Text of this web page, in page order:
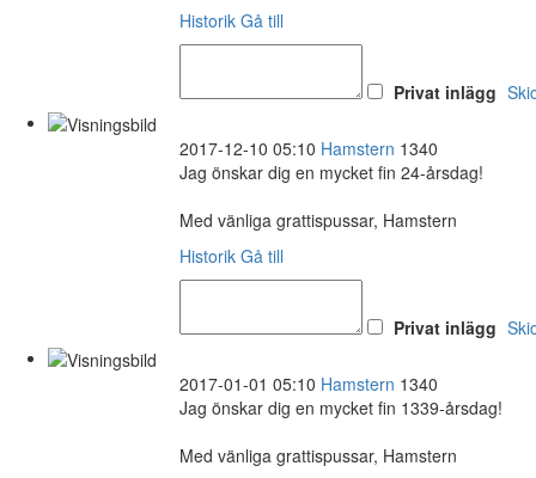
Historik Gå till
Privat inlägg
2017-12-10 05:10 Hamstern 1340
Jag önskar dig en mycket fin 24-årsdag!
Med vänliga grattispussar, Hamstern
Historik Gå till
Privat inlägg
2017-01-01 05:10 Hamstern 1340
Jag önskar dig en mycket fin 1339-årsdag!
Med vänliga grattispussar, Hamstern